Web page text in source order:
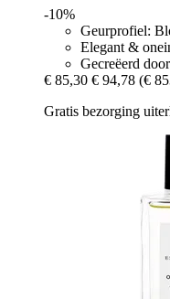
-10%
Geurprofiel:
Elegant &
Gecreëerd
€ 85,30 € 94,78 (€
Gratis bezorging